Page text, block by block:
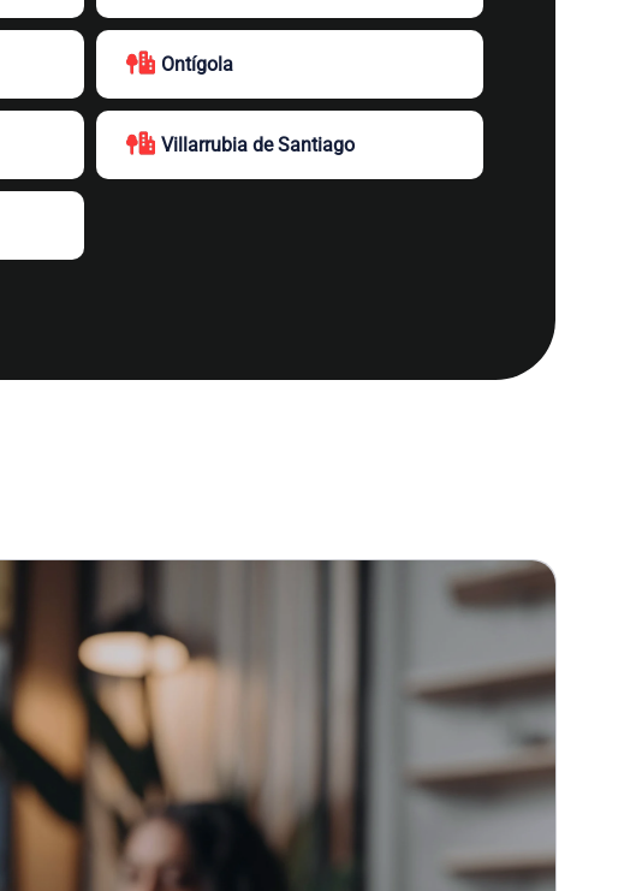
Ontígola
Villarrubia de Santiago